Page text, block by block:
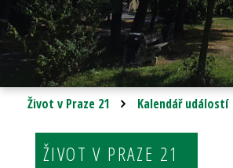
Život v Praze 21 Kalendář událostí
ŽIVOT V PRAZE 21